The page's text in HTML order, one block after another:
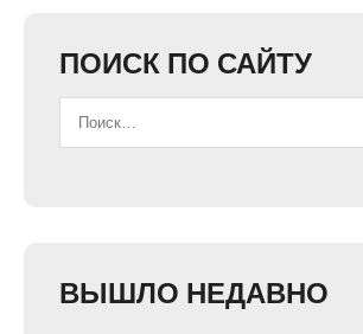
ПОИСК ПО САЙТУ
ВЫШЛО НЕДАВНО